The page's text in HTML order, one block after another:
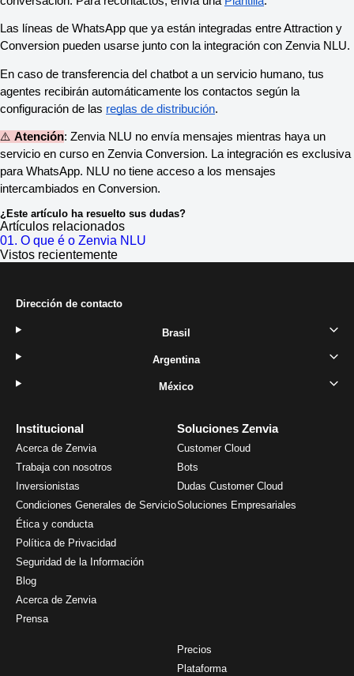
Las líneas de WhatsApp que ya están integradas entre Attraction y
Conversion pueden usarse junto con la integración con Zenvia NLU.
En caso de transferencia del chatbot a un servicio humano, tus
agentes recibirán automáticamente los contactos según la
configuración de las reglas de distribución.
⚠️ Atención: Zenvia NLU no envía mensajes mientras haya un
servicio en curso en Zenvia Conversion. La integración es exclusiva
para WhatsApp. NLU no tiene acceso a los mensajes
intercambiados en Conversion.
¿Este artículo ha resuelto sus dudas?
Artículos relacionados
01. O que é o Zenvia NLU
Vistos recientemente
Institucional
Acerca de Zenvia
Trabaja con nosotros
Inversionistas
Condiciones Generales de Servicio
Ética y conducta
Política de Privacidad
Seguridad de la Información
Blog
Acerca de Zenvia
Prensa
Soluciones Zenvia
Customer Cloud
Bots
Dudas Customer Cloud
Soluciones Empresariales
Precios
Plataforma
Dirección de contacto
Brasil
Argentina
México